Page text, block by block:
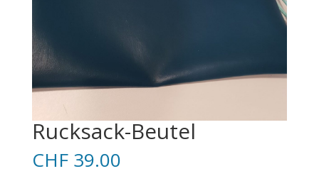
Rucksack-Beutel
CHF39.00